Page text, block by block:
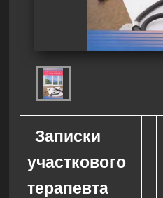
Записки
участкового
терапевта